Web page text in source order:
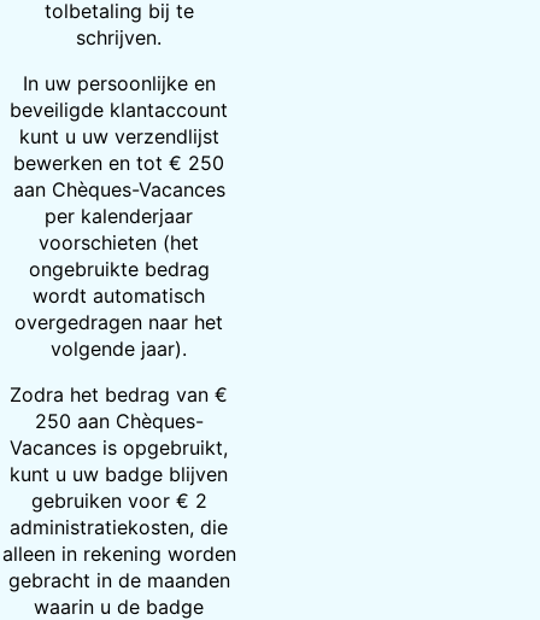
tolbetaling bij te
schrijven.
In uw persoonlijke en
beveiligde klantaccount
kunt u uw verzendlijst
bewerken en tot € 250
aan Chèques-Vacances
per kalenderjaar
voorschieten (het
ongebruikte bedrag
wordt automatisch
overgedragen naar het
volgende jaar).
Zodra het bedrag van €
250 aan Chèques-
Vacances is opgebruikt,
kunt u uw badge blijven
gebruiken voor € 2
administratiekosten, die
alleen in rekening worden
gebracht in de maanden
waarin u de badge